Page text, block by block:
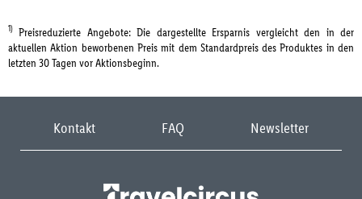
1) Preisreduzierte Angebote: Die dargestellte Ersparnis vergleicht den in der
aktuellen Aktion beworbenen Preis mit dem Standardpreis des Produktes in den
letzten 30 Tagen vor Aktionsbeginn.
Kontakt FAQ Newsletter